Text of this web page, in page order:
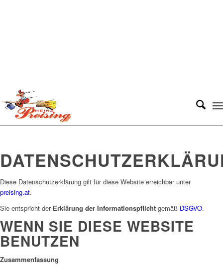
Diese Datenschutzerklärung gilt für diese Website erreichbar unter
preising.at.
Sie entspricht der Erklärung der Informationspflicht gemäß DSGVO.
WENN SIE DIESE WEBSITE
BENUTZEN
Zusammenfassung